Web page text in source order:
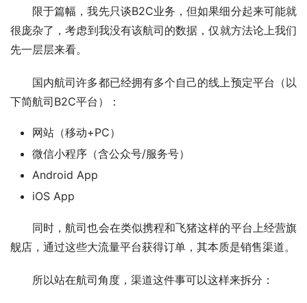
限于篇幅，我先只谈B2C业务，但如果细分起来可能就
很庞杂了，考虑到我没有该航司的数据，仅就方法论上我们
先一层层来看。
国内航司许多都已经拥有多个自己的线上预定平台（以
下简航司B2C平台）：
网站（移动+PC）
微信小程序（含公众号/服务号）
Android App
iOS App
同时，航司也会在类似携程和飞猪这样的平台上经营旗
舰店，通过这些大流量平台获得订单，其本质是销售渠道。
所以站在航司角度，渠道这件事可以这样来拆分：